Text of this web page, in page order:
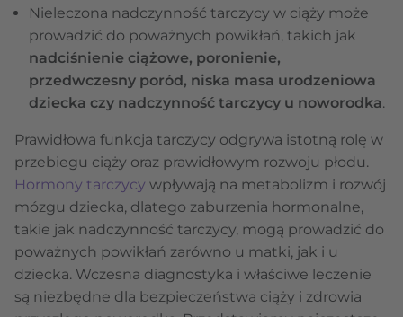
Nieleczona nadczynność tarczycy w ciąży może
prowadzić do poważnych powikłań, takich jak
nadciśnienie ciążowe, poronienie,
przedwczesny poród, niska masa urodzeniowa
dziecka czy nadczynność tarczycy u noworodka.
Prawidłowa funkcja tarczycy odgrywa istotną rolę w
przebiegu ciąży oraz prawidłowym rozwoju płodu.
Hormony tarczycy wpływają na metabolizm i rozwój
mózgu dziecka, dlatego zaburzenia hormonalne,
takie jak nadczynność tarczycy, mogą prowadzić do
poważnych powikłań zarówno u matki, jak i u
dziecka. Wczesna diagnostyka i właściwe leczenie
są niezbędne dla bezpieczeństwa ciąży i zdrowia